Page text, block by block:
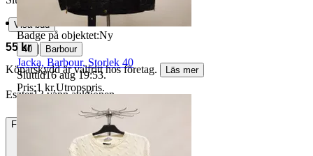
∙ Visa bud
55 kr
Köparskydd är valfritt hos företag.
Läs mer
Eszter13 vann auktionen
Frakt
Badge på objektet:Ny
40 | Barbour
Jacka, Barbour, Storlek 40
Sluttid16 aug 19:53.
Pris:1 kr,Utropspris.